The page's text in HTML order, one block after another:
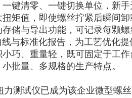
键清零、一键切换单位，新
矩值，即使螺丝拧紧后瞬间
储与导出功能，可记录每颗
与标准化报告，为工艺优化
巧、重量轻，既可固定于工
批量、多规格的生产特点。
力测试仪已成为该企业微型螺